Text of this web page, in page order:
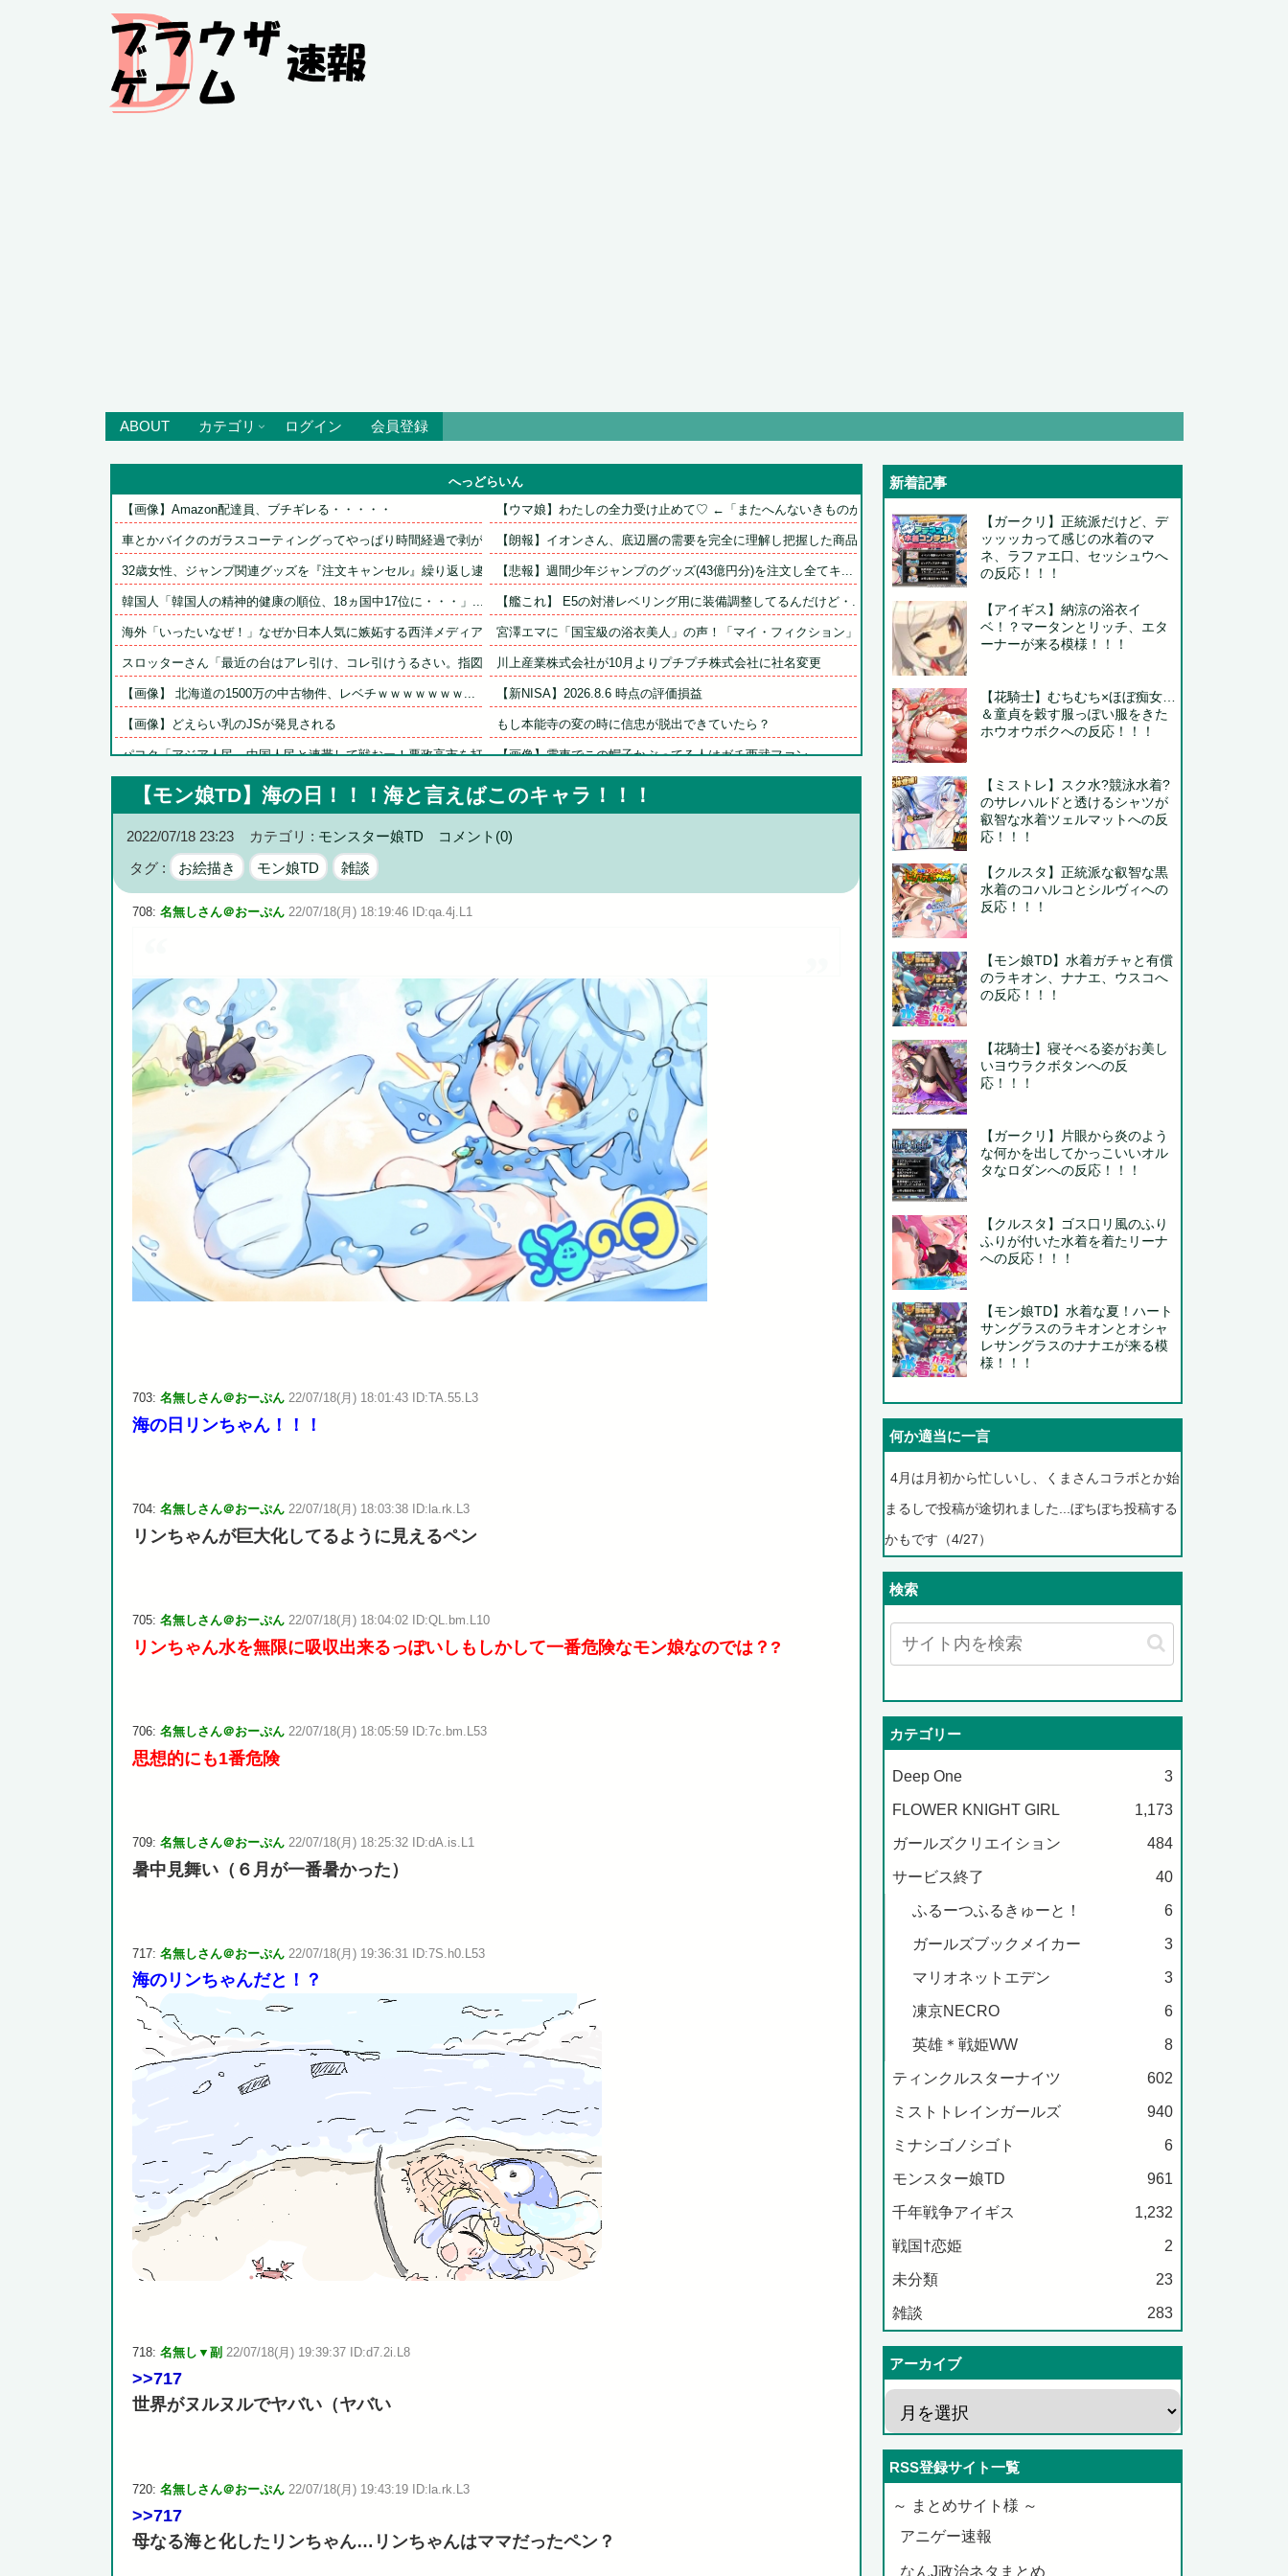
ABOUT カテゴリ ログイン 会員登録
へっどらいん
【画像】Amazon配達員、ブチギレる・・・・・
車とかバイクのガラスコーティングってやっぱり時間経過で剥がれ...
32歳女性、ジャンプ関連グッズを『注文キャンセル』繰り返し逮...
韓国人「韓国人の精神的健康の順位、18ヵ国中17位に・・・」...
海外「いったいなぜ！」なぜか日本人気に嫉妬する西洋メディアに...
スロッターさん「最近の台はアレ引け、コレ引けうるさい。指図す...
【画像】 北海道の1500万の中古物件、レベチｗｗｗｗｗｗｗ...
【画像】どえらい乳のJSが発見される
パヨク「アジア人民、中国人民と連帯して戦おー！悪政高市を打倒...
カープ2軍『10時半試合開始の為に4時起き』←もっと良い猛暑...
【ウマ娘】あの目をしているドンちゃん。「どんどん美味しく実る...
三大傑作ゼルダライク「The Binding of Isaa...
広島県知事ら「核抑止論、根本的におかしい。軍拡競争を助長し世...
Powered by livedoor 相互RSS
【ウマ娘】わたしの全力受け止めて♡ ←「またへんないきものが...
【朗報】イオンさん、底辺層の需要を完全に理解し把握した商品を...
【悲報】週間少年ジャンプのグッズ(43億円分)を注文し全てキ...
【艦これ】 E5の対潜レベリング用に装備調整してるんだけど・...
宮澤エマに「国宝級の浴衣美人」の声！「マイ・フィクション」イ...
川上産業株式会社が10月よりプチプチ株式会社に社名変更
【新NISA】2026.8.6 時点の評価損益
もし本能寺の変の時に信忠が脱出できていたら？
【画像】電車でこの帽子かぶってる人はガチ西武ファン
劇団員やってる友達からたまにチケット買わされるから見に行くん...
【有能】政府「トラックはサービスエリア利用有料化すればサボら...
【モン娘TD】海の日！！！海と言えばこのキャラ！！！
2022/07/18 23:23 カテゴリ : モンスター娘TD
コメント(0)
タグ :
お絵描き モン娘TD 雑談
708: 名無しさん＠おーぷん 22/07/18(月) 18:19:46 ID:qa.4j.L1
703: 名無しさん＠おーぷん 22/07/18(月) 18:01:43 ID:TA.55.L3
海の日リンちゃん！！！
704: 名無しさん＠おーぷん 22/07/18(月) 18:03:38 ID:la.rk.L3
リンちゃんが巨大化してるように見えるペン
705: 名無しさん＠おーぷん 22/07/18(月) 18:04:02 ID:QL.bm.L10
リンちゃん水を無限に吸収出来るっぽいしもしかして一番危険なモン娘なのでは？?
706: 名無しさん＠おーぷん 22/07/18(月) 18:05:59 ID:7c.bm.L53
思想的にも1番危険
709: 名無しさん＠おーぷん 22/07/18(月) 18:25:32 ID:dA.is.L1
暑中見舞い（６月が一番暑かった）
717: 名無しさん＠おーぷん 22/07/18(月) 19:36:31 ID:7S.h0.L53
海のリンちゃんだと！？
718: 名無し▼副 22/07/18(月) 19:39:37 ID:d7.2i.L8
>>717
世界がヌルヌルでヤバい（ヤバい
720: 名無しさん＠おーぷん 22/07/18(月) 19:43:19 ID:la.rk.L3
>>717
母なる海と化したリンちゃん…リンちゃんはママだったペン？
新着記事
【ガークリ】正統派だけど、デ
ッッッカって感じの水着のマ
ネ、ラファエ口、セッシュウへ
の反応！！！
【アイギス】納涼の浴衣イ
ベ！？マータンとリッチ、エタ
ーナーが来る模様！！！
【花騎士】むちむち×ほぼ痴女…
＆童貞を穀す服っぽい服をきた
ホウオウボクへの反応！！！
【ミストレ】スク水?競泳水着?
のサレハルドと透けるシャツが
叡智な水着ツェルマットへの反
応！！！
【クルスタ】正統派な叡智な黒
水着のコハルコとシルヴィへの
反応！！！
【モン娘TD】水着ガチャと有償
のラキオン、ナナエ、ウスコへ
の反応！！！
【花騎士】寝そべる姿がお美し
いヨウラクボタンへの反
応！！！
【ガークリ】片眼から炎のよう
な何かを出してかっこいいオル
タなロダンへの反応！！！
【クルスタ】ゴス口リ風のふり
ふりが付いた水着を着たリーナ
への反応！！！
【モン娘TD】水着な夏！ハート
サングラスのラキオンとオシャ
レサングラスのナナエが来る模
様！！！
何か適当に一言
4月は月初から忙しいし、くまさんコラボとか始
まるしで投稿が途切れました...ぼちぼち投稿する
かもです（4/27）
検索
カテゴリー
Deep One 3
FLOWER KNIGHT GIRL 1,173
ガールズクリエイション 484
サービス終了 40
ふるーつふるきゅーと！ 6
ガールズブックメイカー 3
マリオネットエデン 3
凍京NECRO 6
英雄＊戦姫WW 8
ティンクルスターナイツ 602
ミストトレインガールズ 940
ミナシゴノシゴト 6
モンスター娘TD 961
千年戦争アイギス 1,232
戦国†恋姫 2
未分類 23
雑談 283
アーカイブ
RSS登録サイト一覧
～ まとめサイト様 ～
アニゲー速報
なんJ政治ネタまとめ